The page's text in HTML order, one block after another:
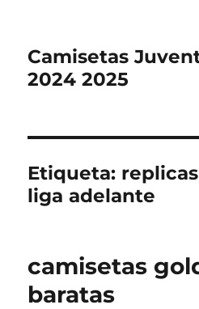
Camisetas
2024 2025
Etiqueta:
liga adelante
camisetas
baratas